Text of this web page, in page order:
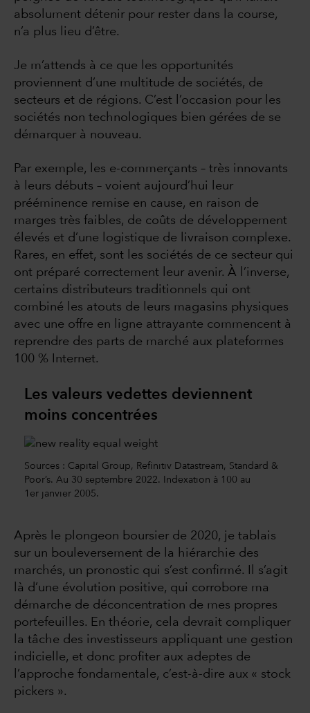
absolument détenir pour rester dans la course,
n’a plus lieu d’être.
Je m’attends à ce que les opportunités
proviennent d’une multitude de sociétés, de
secteurs et de régions. C’est l’occasion pour les
sociétés non technologiques bien gérées de se
démarquer à nouveau.
Par exemple, les e-commerçants – très innovants
à leurs débuts – voient aujourd’hui leur
prééminence remise en cause, en raison de
marges très faibles, de coûts de développement
élevés et d’une logistique de livraison complexe.
Rares, en effet, sont les sociétés de ce secteur qui
ont préparé correctement leur avenir. À l’inverse,
certains distributeurs traditionnels qui ont
combiné les atouts de leurs magasins physiques
avec une offre en ligne attrayante commencent à
reprendre des parts de marché aux plateformes
100 % Internet.
Les valeurs vedettes deviennent
moins concentrées
Sources : Capital Group, Refinitiv Datastream, Standard &
Poor’s. Au 30 septembre 2022. Indexation à 100 au
1er janvier 2005.
Après le plongeon boursier de 2020, je tablais
sur un bouleversement de la hiérarchie des
marchés, un pronostic qui s’est confirmé. Il s’agit
là d’une évolution positive, qui corrobore ma
démarche de déconcentration de mes propres
portefeuilles. En théorie, cela devrait compliquer
la tâche des investisseurs appliquant une gestion
indicielle, et donc profiter aux adeptes de
l’approche fondamentale, c’est-à-dire aux « stock
pickers ».